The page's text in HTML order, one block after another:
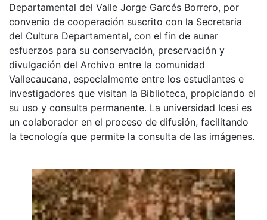
Departamental del Valle Jorge Garcés Borrero, por
convenio de cooperación suscrito con la Secretaria
del Cultura Departamental, con el fin de aunar
esfuerzos para su conservación, preservación y
divulgación del Archivo entre la comunidad
Vallecaucana, especialmente entre los estudiantes e
investigadores que visitan la Biblioteca, propiciando el
su uso y consulta permanente. La universidad Icesi es
un colaborador en el proceso de difusión, facilitando
la tecnología que permite la consulta de las imágenes.